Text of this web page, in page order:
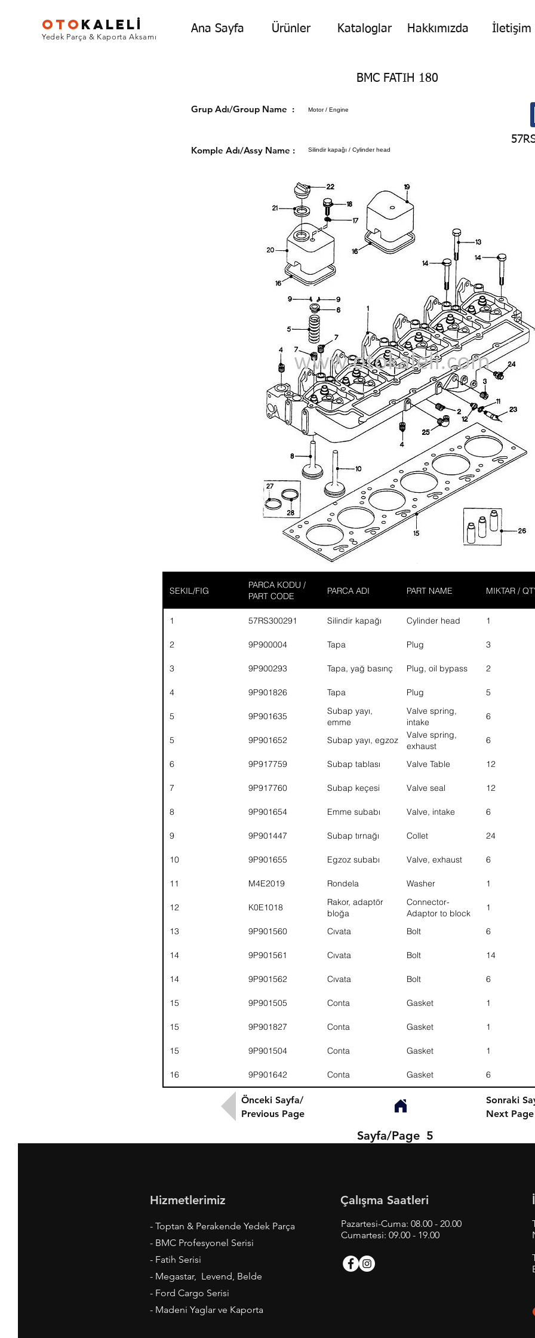
Ana Sayfa Ürünler Kataloglar Hakkımızda İletişim
OTO KALELİ
Yedek Parça & Kaporta Aksamı
BMC FATIH 180
Grup Adı/Group Name :Motor / Engine
Komple Adı/Assy Name : Silindir kapağı / Cylinder head
SEKIL/FIG
PARCA KODU /
PART CODE
PARCA ADI PART NAME MIKTAR /
1 57RS300291 Silindir kapağı Cylinder head 1
2 9P900004 Tapa Plug 3
3 9P900293 Tapa, yağ basınç Plug, oil bypass 2
4 9P901826 Tapa Plug 5
5 9P901635
Subap yayı,
emme
Valve spring,
intake
6
5 9P901652 Subap yayı, egzoz
Valve spring,
exhaust
6
6 9P917759 Subap tablası Valve Table 12
7 9P917760 Subap keçesi Valve seal 12
8 9P901654 Emme subabı Valve, intake 6
9 9P901447 Subap tırnağı Collet 24
10 9P901655 Egzoz subabı Valve, exhaust 6
11 M4E2019 Rondela Washer 1
12 K0E1018
Rakor, adaptör
bloğa
Connector-
Adaptor to block
1
13 9P901560 Cıvata Bolt 6
14 9P901561 Cıvata Bolt 14
14 9P901562 Cıvata Bolt 6
15 9P901505 Conta Gasket 1
15 9P901827 Conta Gasket 1
15 9P901504 Conta Gasket 1
16 9P901642 Conta Gasket 6
Önceki Sayfa/
Previous Page
Sonraki
Next Page
Sayfa/Page 5
Hizmetlerimiz
- Toptan & Perakende Yedek Parça
- BMC Profesyonel Serisi
- Fatih Serisi
- Megastar, Levend, Belde
- Ford Cargo Serisi
- Madeni Yaglar ve Kaporta
Çalışma Saatleri
Pazartesi-Cuma: 08.00 - 20.00
Cumartesi: 09.00 - 19.00